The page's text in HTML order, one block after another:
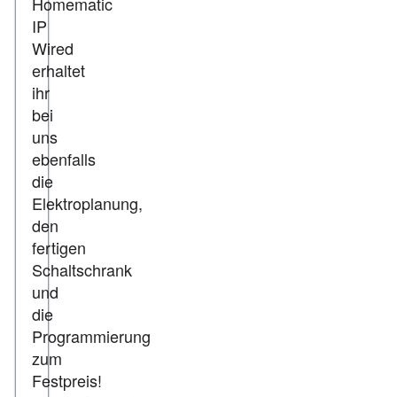
IP
Wired
erhaltet
ihr
bei
uns
ebenfalls
die
Elektroplanung,
den
fertigen
Schaltschrank
und
die
Programmierung
zum
Festpreis!